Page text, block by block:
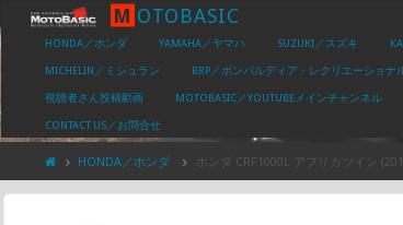
M OTOBASIC
HONDA／ホンダ YAMAHA／ヤマハ SUZUKI／スズキ
MICHELIN／ミシュラン BRP／ボンバルディア・レクリエーショナ
視聴者さん投稿動画 MOTOBASIC／YOUTUBEメインチャンネル
CONTACT US／お問合せ
HONDA／ホンダ ホンダ CRF1000L アフリカツイン